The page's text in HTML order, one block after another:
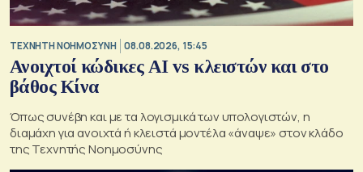
TΕΧΝΗΤΗ ΝΟΗΜΟΣΥΝΗ 08.08.2026, 15:45
Ανοιχτοί κώδικες AI vs κλειστών και στο
βάθος Κίνα
Όπως συνέβη και με τα λογισμικά των υπολογιστών, η
διαμάχη για ανοιχτά ή κλειστά μοντέλα «άναψε» στον κλάδο
της Τεχνητής Νοημοσύνης